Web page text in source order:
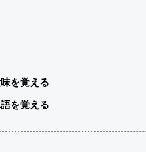
を覚える
を覚える